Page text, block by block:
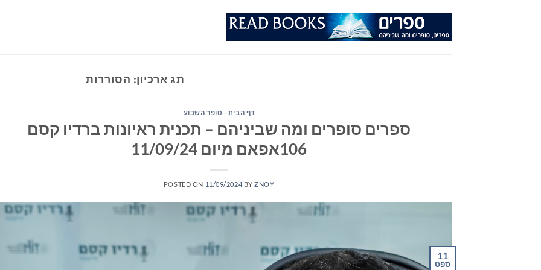
תג ארכיון: הסוררות
דף הבית - סופר השבוע
ספרים סופרים ומה שביניהם – תכנית ראיונות ברדיו קסם
106אפאם מיום 11/09/24
POSTED ON 11/09/2024 BYZNOY
11
ספט